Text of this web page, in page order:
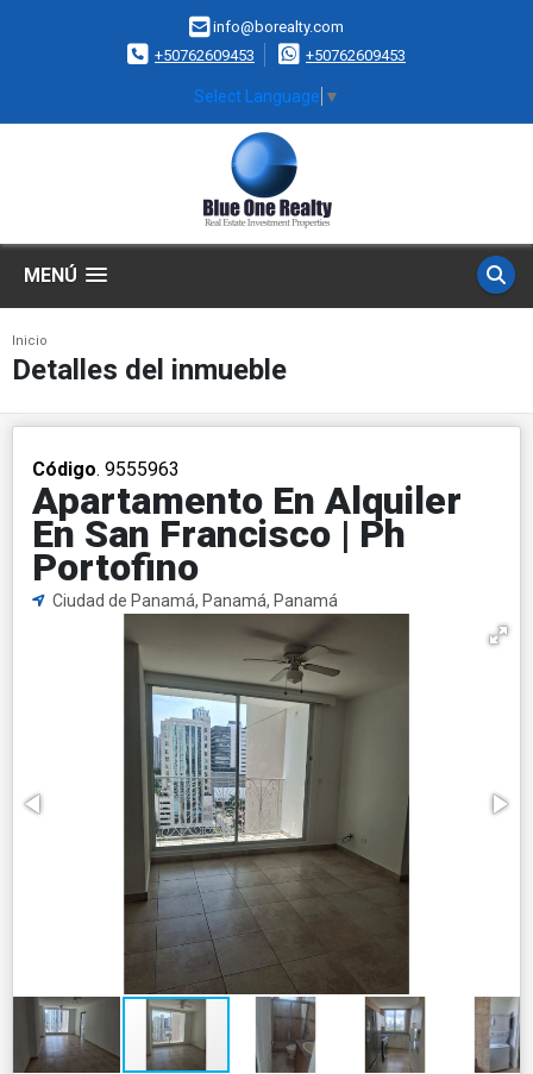
info@borealty.com
+50762609453
+50762609453
Select Language ▼
MENÚ
Inicio
Detalles del inmueble
Código. 9555963
Apartamento En Alquiler
En San Francisco | Ph
Portofino
Ciudad de Panamá, Panamá, Panamá